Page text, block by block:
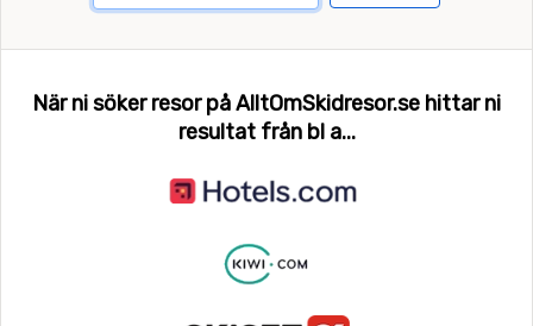
Going
Haus im Ennstal (Schladming)
När ni söker resor på AlltOmSkidresor.se hittar ni
resultat från bl a...